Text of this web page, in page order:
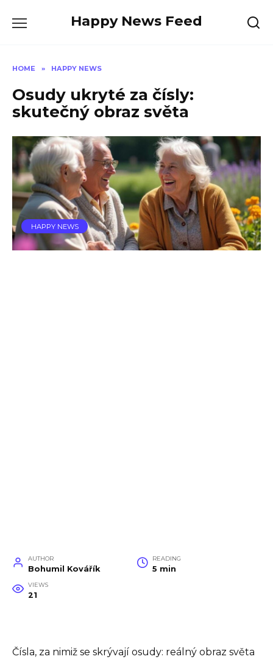
Happy News Feed
HOME » HAPPY NEWS
Osudy ukryté za čísly:
skutečný obraz světa
HAPPY NEWS
AUTHOR
Bohumil Kovářík
READING
5 min
VIEWS
21
Čísla, za nimiž se skrývají osudy: reálný obraz světa